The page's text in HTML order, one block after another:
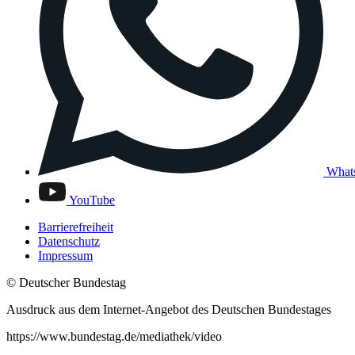
YouTube
Barrierefreiheit
Datenschutz
Impressum
© Deutscher Bundestag
Ausdruck aus dem Internet-Angebot des Deutschen Bundestages
https://www.bundestag.de/mediathek/video